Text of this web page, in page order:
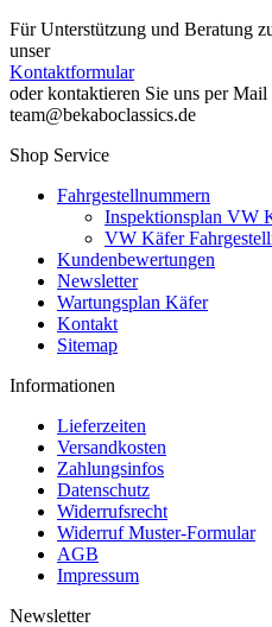
Für Unterstützung und Beratung
unser
Kontaktformular
oder kontaktieren Sie uns per Mail
team@bekaboclassics.de
Shop Service
Fahrgestellnummern
Inspektionsplan VW
VW Käfer
Kundenbewertungen
Newsletter
Wartungsplan Käfer
Kontakt
Sitemap
Informationen
Lieferzeiten
Versandkosten
Zahlungsinfos
Datenschutz
Widerrufsrecht
Widerruf Muster-Formular
AGB
Impressum
Newsletter